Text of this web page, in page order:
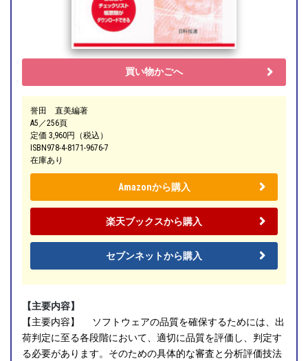
買い物かごへ
誉田 直美編著
A5／256頁
定価 3,960円（税込）
ISBN978-4-8171-9676-7
在庫あり
Amazonから購入
楽天ブックスから購入
セブンネットから購入
【主要内容】
【主要内容】 ソフトウェアの品質を確保するためには、出
荷判定に至る各段階において、適切に品質を評価し、判定す
る必要があります。そのための具体的な審査と分析評価技法